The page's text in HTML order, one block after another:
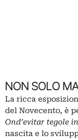
NON SOLO
La ricca
del Novecento, è
Ond’evitar tegole
nascita e lo